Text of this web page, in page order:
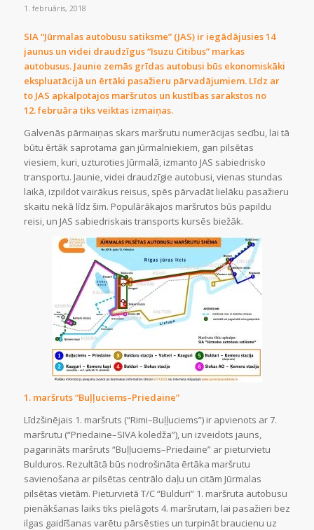
1. februāris, 2018
SIA “Jūrmalas autobusu satiksme” (JAS) ir iegādājusies 14
jaunus un videi draudzīgus “Isuzu Citibus” markas
autobusus. Jaunie zemās grīdas autobusi būs ekonomiskāki
ekspluatācijā un ērtāki pasažieru pārvadājumiem. Līdz ar
to JAS apkalpotajos maršrutos un kustības sarakstos no
12. februāra tiks veiktas izmaiņas.
Galvenās pārmaiņas skars maršrutu numerācijas secību, lai tā
būtu ērtāk saprotama gan jūrmalniekiem, gan pilsētas
viesiem, kuri, uzturoties Jūrmalā, izmanto JAS sabiedrisko
transportu. Jaunie, videi draudzīgie autobusi, vienas stundas
laikā, izpildot vairākus reisus, spēs pārvadāt lielāku pasažieru
skaitu nekā līdz šim. Populārākajos maršrutos būs papildu
reisi, un JAS sabiedriskais transports kursēs biežāk.
1. maršruts “Buļļuciems–Priedaine”
Līdzšinējais 1. maršruts (“Rimi–Buļļuciems”) ir apvienots ar 7.
maršrutu (“Priedaine–SIVA koledža”), un izveidots jauns,
pagarināts maršruts “Buļļuciems–Priedaine” ar pieturvietu
Bulduros. Rezultātā būs nodrošināta ērtāka maršrutu
savienošana ar pilsētas centrālo daļu un citām Jūrmalas
pilsētas vietām. Pieturvietā T/C “Bulduri” 1. maršruta autobusu
pienākšanas laiks tiks pielāgots 4. maršrutam, lai pasažieri bez
ilgas gaidīšanas varētu pārsēsties un turpināt braucienu uz